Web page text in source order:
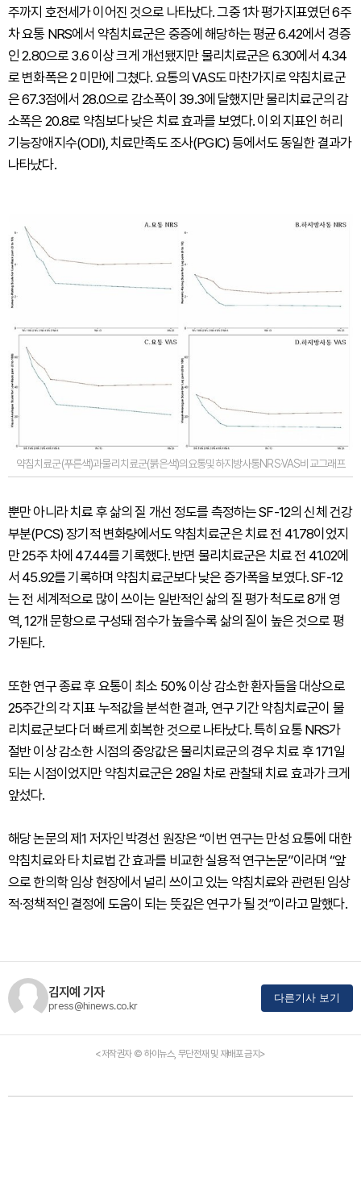
주까지 호전세가 이어진 것으로 나타났다. 그중 1차 평가지표였던 6주
차 요통 NRS에서 약침치료군은 중증에 해당하는 평균 6.42에서 경증
인 2.80으로 3.6 이상 크게 개선됐지만 물리치료군은 6.30에서 4.34
로 변화폭은 2 미만에 그쳤다. 요통의 VAS도 마찬가지로 약침치료군
은 67.3점에서 28.0으로 감소폭이 39.3에 달했지만 물리치료군의 감
소폭은 20.8로 약침보다 낮은 치료 효과를 보였다. 이외 지표인 허리
기능장애지수(ODI), 치료만족도 조사(PGIC) 등에서도 동일한 결과가
나타났다.
약침치료군(푸른색)과물리치료군(붉은색)의요통및하지방사통NRS·VAS비교그래프
뿐만 아니라 치료 후 삶의 질 개선 정도를 측정하는 SF-12의 신체 건강
부분(PCS) 장기적 변화량에서도 약침치료군은 치료 전 41.78이었지
만 25주 차에 47.44를 기록했다. 반면 물리치료군은 치료 전 41.02에
서 45.92를 기록하며 약침치료군보다 낮은 증가폭을 보였다. SF-12
는 전 세계적으로 많이 쓰이는 일반적인 삶의 질 평가 척도로 8개 영
역, 12개 문항으로 구성돼 점수가 높을수록 삶의 질이 높은 것으로 평
가된다.
또한 연구 종료 후 요통이 최소 50% 이상 감소한 환자들을 대상으로
25주간의 각 지표 누적값을 분석한 결과, 연구 기간 약침치료군이 물
리치료군보다 더 빠르게 회복한 것으로 나타났다. 특히 요통 NRS가
절반 이상 감소한 시점의 중앙값은 물리치료군의 경우 치료 후 171일
되는 시점이었지만 약침치료군은 28일 차로 관찰돼 치료 효과가 크게
앞섰다.
해당 논문의 제1 저자인 박경선 원장은 “이번 연구는 만성 요통에 대한
약침치료와 타 치료법 간 효과를 비교한 실용적 연구논문”이라며 “앞
으로 한의학 임상 현장에서 널리 쓰이고 있는 약침치료와 관련된 임상
적∙정책적인 결정에 도움이 되는 뜻깊은 연구가 될 것”이라고 말했다.
김지예 기자
press@hinews.co.kr
다른기사 보기
<저작권자 © 하이뉴스, 무단전재 및 재배포 금지>